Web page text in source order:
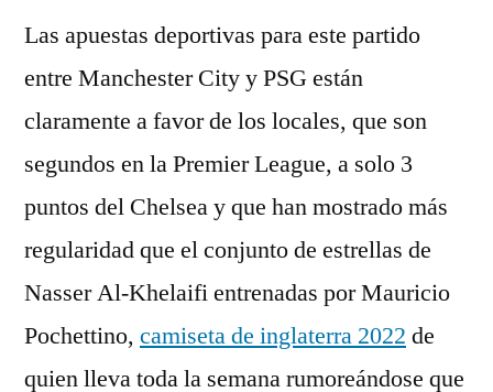
Las apuestas deportivas para este partido
entre Manchester City y PSG están
claramente a favor de los locales, que son
segundos en la Premier League, a solo 3
puntos del Chelsea y que han mostrado más
regularidad que el conjunto de estrellas de
Nasser Al-Khelaifi entrenadas por Mauricio
Pochettino, camiseta de inglaterra 2022 de
quien lleva toda la semana rumoreándose que